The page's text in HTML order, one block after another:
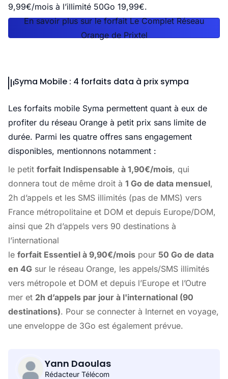
9,99€/mois à l’illimité 50Go 19,99€.
En savoir plus sur le forfait Le Complet Réseau
Orange de Prixtel
Syma Mobile : 4 forfaits data à prix sympa
Les forfaits mobile Syma permettent quant à eux de
profiter du réseau Orange à petit prix sans limite de
durée. Parmi les quatre offres sans engagement
disponibles, mentionnons notamment :
le petit forfait Indispensable à 1,90€/mois, qui
donnera tout de même droit à 1 Go de data mensuel,
2h d’appels et les SMS illimités (pas de MMS) vers
France métropolitaine et DOM et depuis Europe/DOM,
ainsi que 2h d’appels vers 90 destinations à
l’international
le forfait Essentiel à 9,90€/mois pour 50 Go de data
en 4G sur le réseau Orange, les appels/SMS illimités
vers métropole et DOM et depuis l’Europe et l’Outre
mer et 2h d’appels par jour à l'international (90
destinations). Pour se connecter à Internet en voyage,
une enveloppe de 3Go est également prévue.
Yann Daoulas
Rédacteur Télécom